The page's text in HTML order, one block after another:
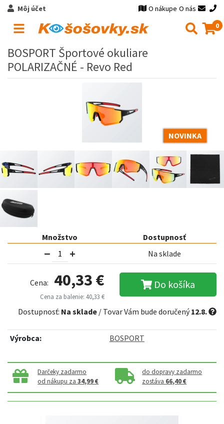
Môj účet O nákupe O nás
0
BOSPORT Športové okuliare
POLARIZAČNÉ - Revo Red
NOVINKA
Množstvo
Dostupnosť
Na sklade
Cena: 40,33 €
Cena za balenie: 40,33 €
Do košíka
Dostupnosť: Na sklade / Tovar Vám bude doručený12.8.
Výrobca: BOSPORT
Darčeky zadarmo
od nákupu za34,99 €
do dopravy zadarmo
zostáva 66,40 €